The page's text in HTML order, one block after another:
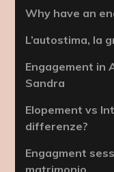
Why have an
L’autostima, la
Engagement in
Sandra
Elopement vs
differenze?
Engagment
matrimonio